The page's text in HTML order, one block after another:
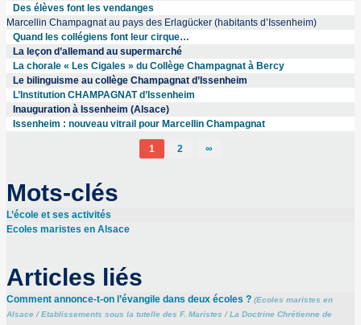
Des élèves font les vendanges
Marcellin Champagnat au pays des Erlagücker (habitants d’Issenheim)
Quand les collégiens font leur cirque…
La leçon d’allemand au supermarché
La chorale « Les Cigales » du Collège Champagnat à Bercy
Le bilinguisme au collège Champagnat d’Issenheim
L’Institution CHAMPAGNAT d’Issenheim
Inauguration à Issenheim (Alsace)
Issenheim : nouveau vitrail pour Marcellin Champagnat
1 2 ∞
Mots-clés
L’école et ses activités
Ecoles maristes en Alsace
Articles liés
Comment annonce-t-on l’évangile dans deux écoles ? (Ecoles maristes en
Alsace/Etablissements sous la tutelle des F. Maristes /La Doctrine Chrétienne de